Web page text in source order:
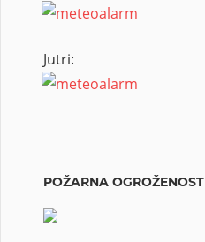
Jutri:
POŽARNA OGROŽENOST